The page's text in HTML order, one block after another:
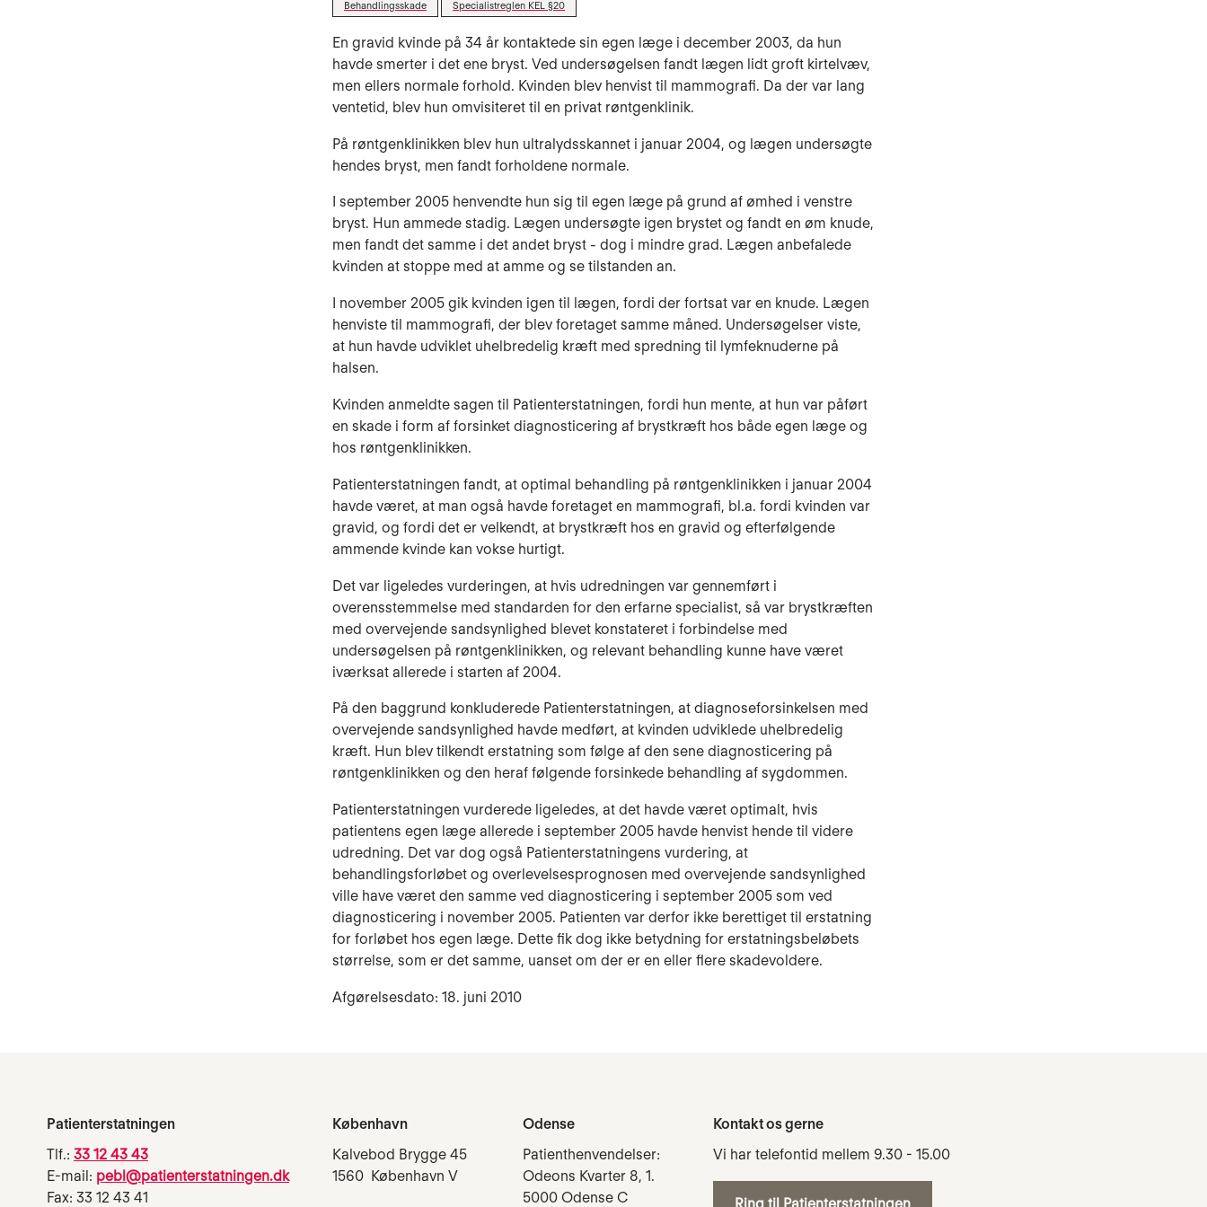
Behandlingsskade Specialistreglen KEL §20
En gravid kvinde på 34 år kontaktede sin egen læge i december 2003, da hun
havde smerter i det ene bryst. Ved undersøgelsen fandt lægen lidt groft kirtelvæv,
men ellers normale forhold. Kvinden blev henvist til mammografi. Da der var lang
ventetid, blev hun omvisiteret til en privat røntgenklinik.
På røntgenklinikken blev hun ultralydsskannet i januar 2004, og lægen undersøgte
hendes bryst, men fandt forholdene normale.
I september 2005 henvendte hun sig til egen læge på grund af ømhed i venstre
bryst. Hun ammede stadig. Lægen undersøgte igen brystet og fandt en øm knude,
men fandt det samme i det andet bryst - dog i mindre grad. Lægen anbefalede
kvinden at stoppe med at amme og se tilstanden an.
I november 2005 gik kvinden igen til lægen, fordi der fortsat var en knude. Lægen
henviste til mammografi, der blev foretaget samme måned. Undersøgelser viste,
at hun havde udviklet uhelbredelig kræft med spredning til lymfeknuderne på
halsen.
Kvinden anmeldte sagen til Patienterstatningen, fordi hun mente, at hun var påført
en skade i form af forsinket diagnosticering af brystkræft hos både egen læge og
hos røntgenklinikken.
Patienterstatningen fandt, at optimal behandling på røntgenklinikken i januar 2004
havde været, at man også havde foretaget en mammografi, bl.a. fordi kvinden var
gravid, og fordi det er velkendt, at brystkræft hos en gravid og efterfølgende
ammende kvinde kan vokse hurtigt.
Det var ligeledes vurderingen, at hvis udredningen var gennemført i
overensstemmelse med standarden for den erfarne specialist, så var brystkræften
med overvejende sandsynlighed blevet konstateret i forbindelse med
undersøgelsen på røntgenklinikken, og relevant behandling kunne have været
iværksat allerede i starten af 2004.
På den baggrund konkluderede Patienterstatningen, at diagnoseforsinkelsen med
overvejende sandsynlighed havde medført, at kvinden udviklede uhelbredelig
kræft. Hun blev tilkendt erstatning som følge af den sene diagnosticering på
røntgenklinikken og den heraf følgende forsinkede behandling af sygdommen.
Patienterstatningen vurderede ligeledes, at det havde været optimalt, hvis
patientens egen læge allerede i september 2005 havde henvist hende til videre
udredning. Det var dog også Patienterstatningens vurdering, at
behandlingsforløbet og overlevelsesprognosen med overvejende sandsynlighed
ville have været den samme ved diagnosticering i september 2005 som ved
diagnosticering i november 2005. Patienten var derfor ikke berettiget til erstatning
for forløbet hos egen læge. Dette fik dog ikke betydning for erstatningsbeløbets
størrelse, som er det samme, uanset om der er en eller flere skadevoldere.
Afgørelsesdato: 18. juni 2010
Patienterstatningen
Tlf.: 33 12 43 43
E-mail: pebl@patienterstatningen.dk
Fax: 33 12 43 41
København
Kalvebod Brygge 45
1560 København V
Odense
Patienthenvendelser:
Odeons Kvarter 8, 1.
5000 Odense C
Kontakt os gerne
Vi har telefontid mellem 9.30 - 15.00